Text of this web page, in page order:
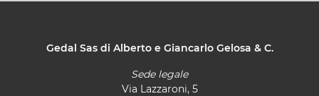
Gedal Sas di Alberto e Giancarlo Gelosa & C.
Sede legale
Via Lazzaroni, 5